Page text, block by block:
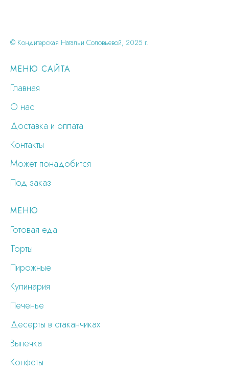
© Кондитерская Натальи Соловьевой, 2025 г.
МЕНЮ САЙТА
Главная
О нас
Доставка и оплата
Контакты
Может понадобится
Под заказ
МЕНЮ
Готовая еда
Торты
Пирожные
Кулинария
Печенье
Десерты в стаканчиках
Выпечка
Конфеты